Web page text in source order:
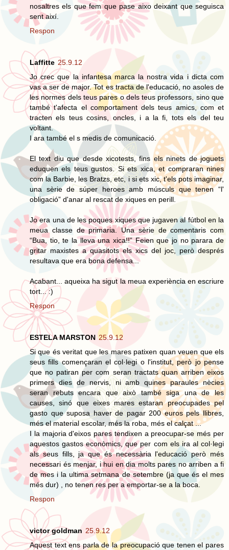
nosaltres els que fem que pase aixo deixant que seguisca
sent així.
Respon
Laffitte 25.9.12
Jo crec que la infantesa marca la nostra vida i dicta com
vas a ser de major. Tot es tracta de l'educació, no asoles de
les normes dels teus pares o dels teus professors, sino que
també t'afecta el comportament dels teus amics, com et
tracten els teus cosins, oncles, i a la fi, tots els del teu
voltant.
I ara també el s medis de comunicació.
El text diu que desde xicotests, fins els ninets de joguets
eduquen els teus gustos. Si ets xica, et compraran nines
com la Barbie, les Bratzs, etc, i si ets xic, t'els pots imaginar,
una sèrie de súper heroes amb músculs que tenen “l'
obligació” d'anar al rescat de xiques en perill.
Jo era una de les poques xiques que jugaven al fútbol en la
meua classe de primaria. Una sèrie de comentaris com
“Bua, tio, te la lleva una xica!!” Feien que jo no parara de
gritar maxistes a quasitots els xics del joc, però després
resultava que era bona defensa...
Acabant... aqueixa ha sigut la meua experiència en escriure
tort... :)
Respon
ESTELA MARSTON 25.9.12
Si que és veritat que les mares patixen quan veuen que els
seus fills començaran el col·legi o l'institut, però jo pense
que no patiran per com seran tractats quan arriben eixos
primers dies de nervis, ni amb quines paraules nècies
seran rebuts encara que això també siga una de les
causes, sinó que eixes mares estaran preocupades pel
gasto que suposa haver de pagar 200 euros pels llibres,
més el material escolar, més la roba, més el calçat ...
I la majoria d'eixos pares tendixen a preocupar-se més per
aquestos gastos econòmics, que per com els ira al col·legi
als seus fills, ja que és necessària l'educació però més
necessari és menjar, i hui en dia molts pares no arriben a fi
de mes i la ultima setmana de setembre (ja que és el mes
més dur) , no tenen res per a emportar-se a la boca.
Respon
victor goldman 25.9.12
Aquest text ens parla de la preocupació que tenen el pares